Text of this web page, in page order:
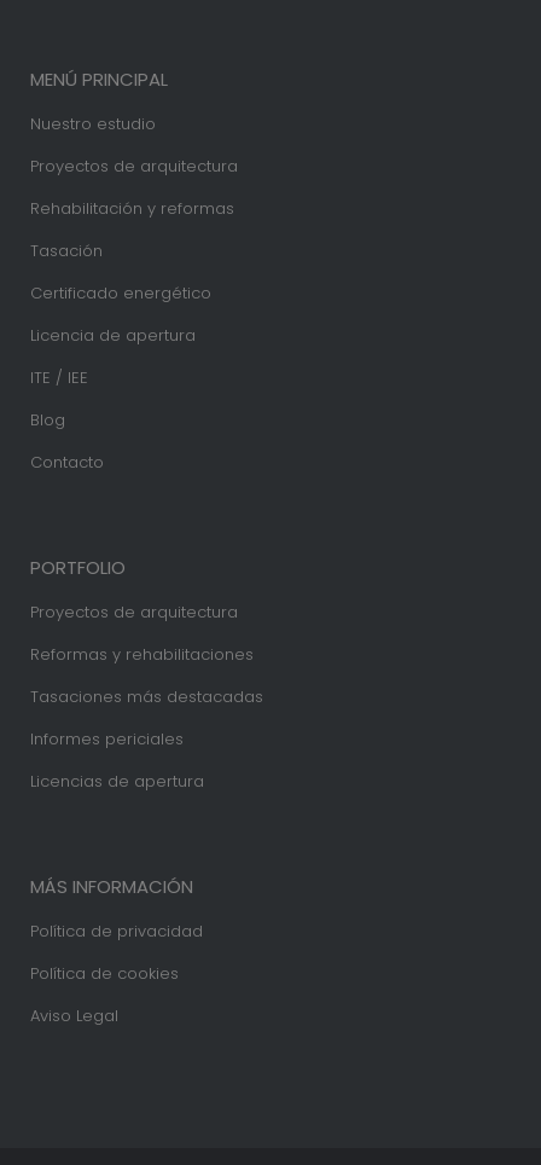
MENÚ PRINCIPAL
Nuestro estudio
Proyectos de arquitectura
Rehabilitación y reformas
Tasación
Certificado energético
Licencia de apertura
ITE / IEE
Blog
Contacto
PORTFOLIO
Proyectos de arquitectura
Reformas y rehabilitaciones
Tasaciones más destacadas
Informes periciales
Licencias de apertura
MÁS INFORMACIÓN
Política de privacidad
Política de cookies
Aviso Legal